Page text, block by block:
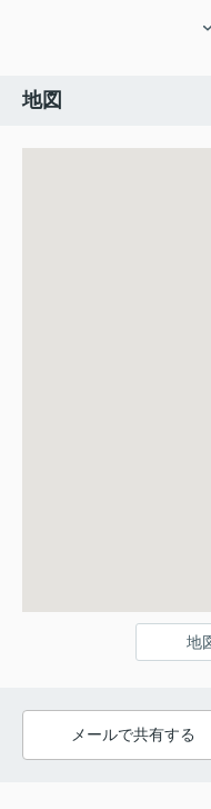
地図
地
メールで共有する